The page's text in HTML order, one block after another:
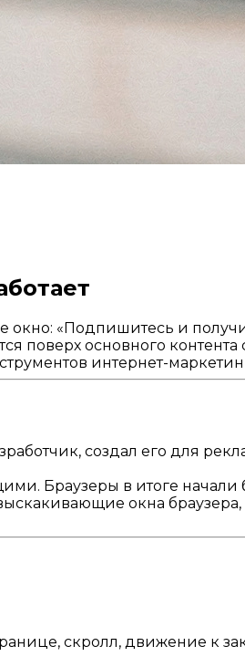
«Подпишитесь и
поверх основного контента
интернет-
создал его для
Браузеры в итоге начали
окна
скролл, движение к